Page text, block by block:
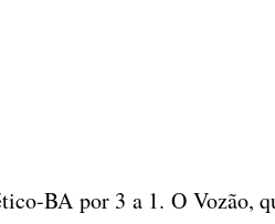
BA por 3 a 1. O Vozão,